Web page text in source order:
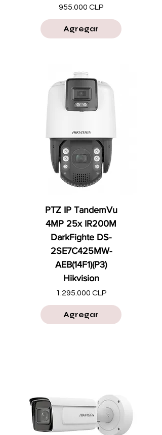
Precio
955.000 CLP
Agregar
PTZ IP TandemVu
4MP 25x IR200M
DarkFighte DS-
2SE7C425MW-
AEB(14F1)(P3)
Hikvision
Precio
1.295.000 CLP
Agregar